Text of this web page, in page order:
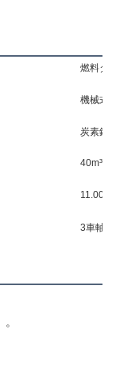
燃料タ
機械式
炭素鋼
40m³
3車軸